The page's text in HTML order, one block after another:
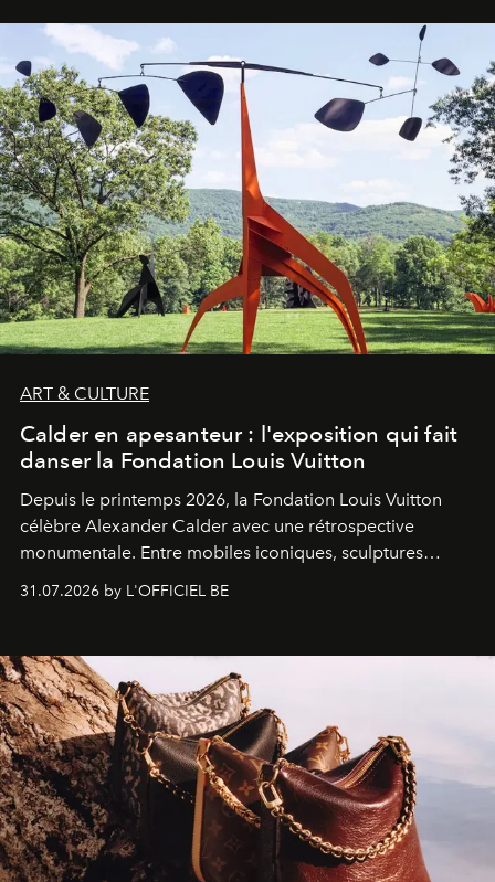
ART & CULTURE
Calder en apesanteur : l'exposition qui fait
danser la Fondation Louis Vuitton
Depuis le printemps 2026, la Fondation Louis Vuitton
célèbre Alexander Calder avec une rétrospective
monumentale. Entre mobiles iconiques, sculptures
monumentales et poésie du mouvement, l'artiste
américain investit les espaces imaginés par Frank Gehry
sculpture.
31.07.2026 by L'OFFICIEL BE